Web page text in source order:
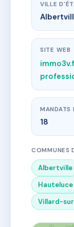
VILLE
SITE WEB
MANDATS
18
COMMUNES
Albertville
Hauteluce
Villard-